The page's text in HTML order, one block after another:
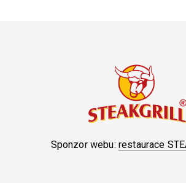
Sponzor webu: restaurace